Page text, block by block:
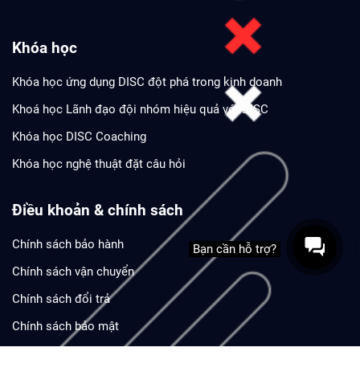
Khóa học
Khóa học ứng dụng DISC đột phá trong kinh doanh
Khoá học Lãnh đạo đội nhóm hiệu quả với DISC
Khóa học DISC Coaching
Khóa học nghệ thuật đặt câu hỏi
Điều khoản & chính sách
Chính sách bảo hành
Chính sách vận chuyển
Chính sách đổi trả
Chính sách bảo mật
Bạn cần hỗ trợ?